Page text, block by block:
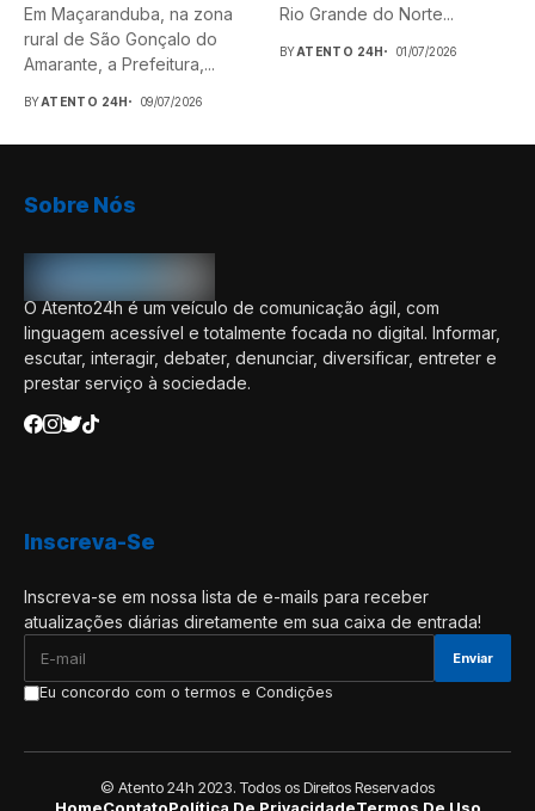
Em Maçaranduba, na zona
rural de São Gonçalo do
Amarante, a Prefeitura,...
BYATENTO 24H 09/07/2026
Rio Grande do Norte...
BYATENTO 24H 01/07/2026
Sobre Nós
O Atento24h é um veículo de comunicação ágil, com
linguagem acessível e totalmente focada no digital. Informar,
escutar, interagir, debater, denunciar, diversificar, entreter e
prestar serviço à sociedade.
Inscreva-Se
Inscreva-se em nossa lista de e-mails para receber
atualizações diárias diretamente em sua caixa de entrada!
Eu concordo com o termos e Condições
© Atento 24h 2023. Todos os Direitos Reservados